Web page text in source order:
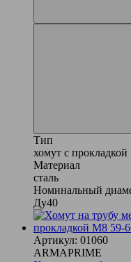
Тип
хомут с прокладкой
Материал
сталь
Номинальный
Ду40
Артикул: 01060
ARMAPRIME